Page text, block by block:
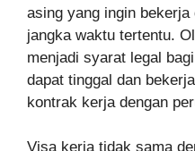
asing yang ingin
jangka waktu tertentu.
menjadi syarat legal
dapat tinggal dan
kontrak kerja dengan
Visa kerja tidak sama